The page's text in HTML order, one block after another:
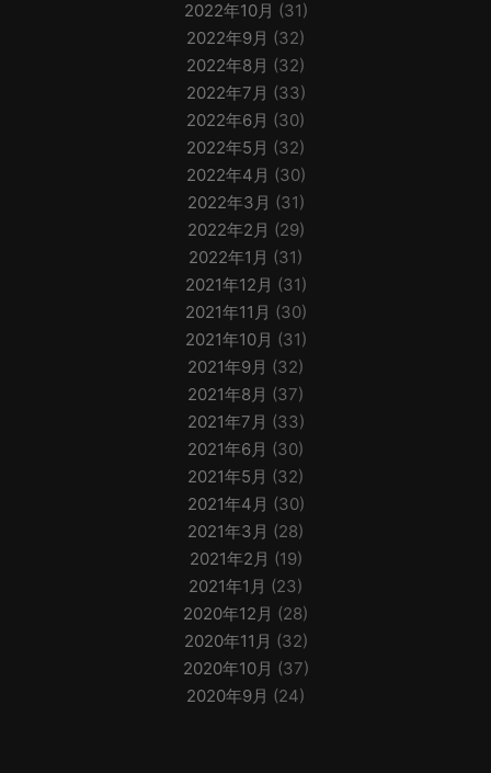
2022年10月 (31)
2022年9月 (32)
2022年8月 (32)
2022年7月 (33)
2022年6月 (30)
2022年5月 (32)
2022年4月 (30)
2022年3月 (31)
2022年2月 (29)
2022年1月 (31)
2021年12月 (31)
2021年11月 (30)
2021年10月 (31)
2021年9月 (32)
2021年8月 (37)
2021年7月 (33)
2021年6月 (30)
2021年5月 (32)
2021年4月 (30)
2021年3月 (28)
2021年2月 (19)
2021年1月 (23)
2020年12月 (28)
2020年11月 (32)
2020年10月 (37)
2020年9月 (24)